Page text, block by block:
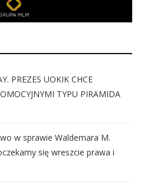
PREZES UOKIK CHCE
TYPU PIRAMIDA
w sprawie Waldemara M.
się wreszcie prawa i